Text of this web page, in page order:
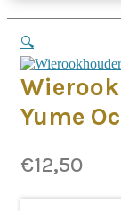
🔍
Yume
€12,50